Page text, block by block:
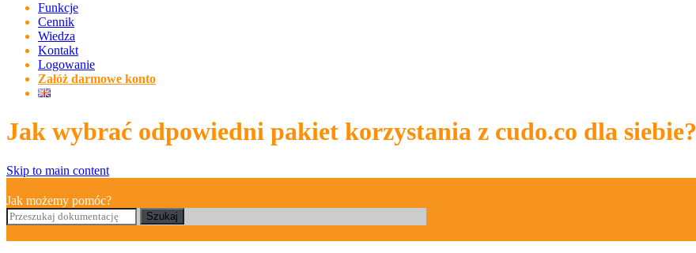
Funkcje
Cennik
Wiedza
Kontakt
Logowanie
Załóż darmowe konto
Jak wybrać odpowiedni pakiet korzystania z cudo.co dla siebie?
Skip to main content
Jak możemy pomóc?
Szukaj